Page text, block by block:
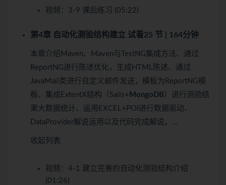
视频： 3-9 课后练习 (05:22)
第4章 自动化测验结构建立 试看25 节 | 164分钟
本章介绍Maven、Maven与TestNG集成方法、通过
ReportNG进行陈述优化，生成HTML陈述、通过
JavaMail类进行自定义邮件发送，模板为ReportNG模
板、集成ExtentX结构（Sails+ MongoDB ）进行测验结
果大数据统计、运用EXCEL+POI进行数据驱动、
DataProvider解说运用以及代码完成解说。…
收起列表
视频： 4-1 建立完善的自动化测验结构介绍
(01:26)